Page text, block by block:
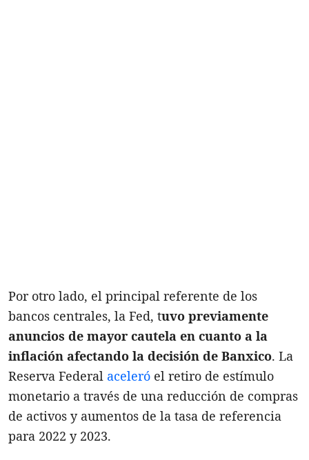
Por otro lado, el principal referente de los
bancos centrales, la Fed, tuvo previamente
anuncios de mayor cautela en cuanto a la
inflación afectando la decisión de Banxico. La
Reserva Federal aceleró el retiro de estímulo
monetario a través de una reducción de compras
de activos y aumentos de la tasa de referencia
para 2022 y 2023.